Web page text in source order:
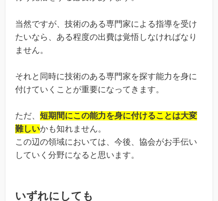
当然ですが、技術のある専門家による指導を受け
たいなら、ある程度の出費は覚悟しなければなり
ません。
それと同時に技術のある専門家を探す能力を身に
付けていくことが重要になってきます。
ただ、 短期間にこの能力を身に付けることは大変
難しいかも知れません。
この辺の領域においては、今後、協会がお手伝い
していく分野になると思います。
いずれにしても